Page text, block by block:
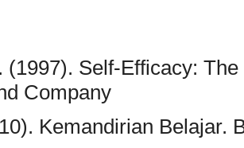
(1997). Self-Efficacy:
Company
Kemandirian Belajar.